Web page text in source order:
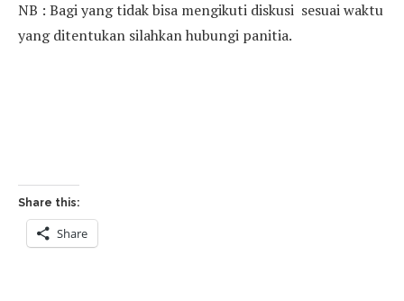
NB : Bagi yang tidak bisa mengikuti diskusi sesuai waktu
yang ditentukan silahkan hubungi panitia.
Share this:
Share